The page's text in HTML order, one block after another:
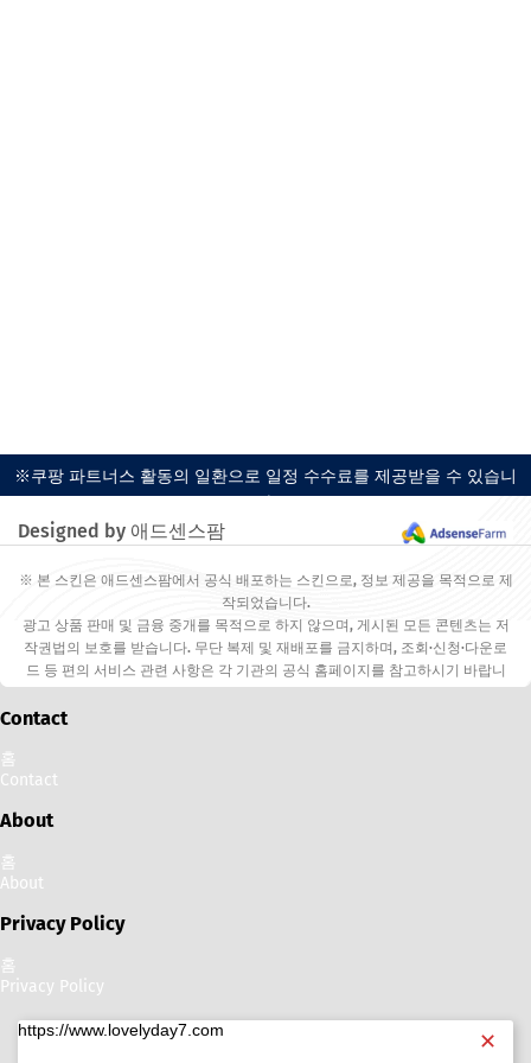
※쿠팡 파트너스 활동의 일환으로 일정 수수료를 제공받을 수 있습니
다.
Designed by 애드센스팜
※ 본 스킨은 애드센스팜에서 공식 배포하는 스킨으로, 정보 제공을 목적으로 제
작되었습니다.
광고 상품 판매 및 금융 중개를 목적으로 하지 않으며, 게시된 모든 콘텐츠는 저
작권법의 보호를 받습니다. 무단 복제 및 재배포를 금지하며, 조회·신청·다운로
드 등 편의 서비스 관련 사항은 각 기관의 공식 홈페이지를 참고하시기 바랍니
Contact
홈
Contact
About
홈
About
Privacy Policy
홈
Privacy Policy
✕
https://www.lovelyday7.com